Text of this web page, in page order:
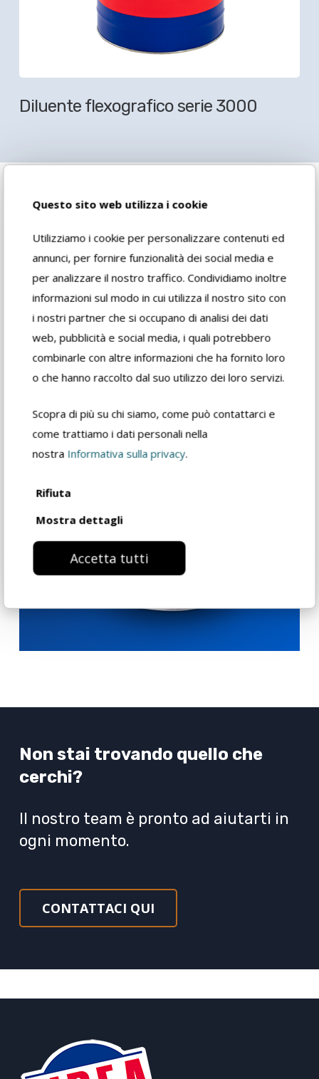
Questo sito web utilizza i cookie
Utilizziamo i cookie per personalizzare contenuti ed
annunci, per fornire funzionalità dei social media e
per analizzare il nostro traffico. Condividiamo inoltre
informazioni sul modo in cui utilizza il nostro sito con
i nostri partner che si occupano di analisi dei dati
web, pubblicità e social media, i quali potrebbero
combinarle con altre informazioni che ha fornito loro
o che hanno raccolto dal suo utilizzo dei loro servizi.
Scopra di più su chi siamo, come può contattarci e
come trattiamo i dati personali nella
nostra Informativa sulla privacy.
Rifiuta
Mostra dettagli
Accetta tutti
Diluente flexografico serie 3000
Vuoi vedere altri
diluenti disponibili?
SCOPRI TUTTI I DILUENTI
FIDEA
Non stai trovando quello che
cerchi?
Il nostro team è pronto ad aiutarti in
ogni momento.
CONTATTACI QUI